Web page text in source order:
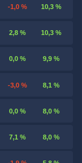
-1,0 % 10,3 %
2,8 % 10,3 %
0,0 % 9,9 %
-3,0 % 8,1 %
0,0 % 8,0 %
7,1 % 8,0 %